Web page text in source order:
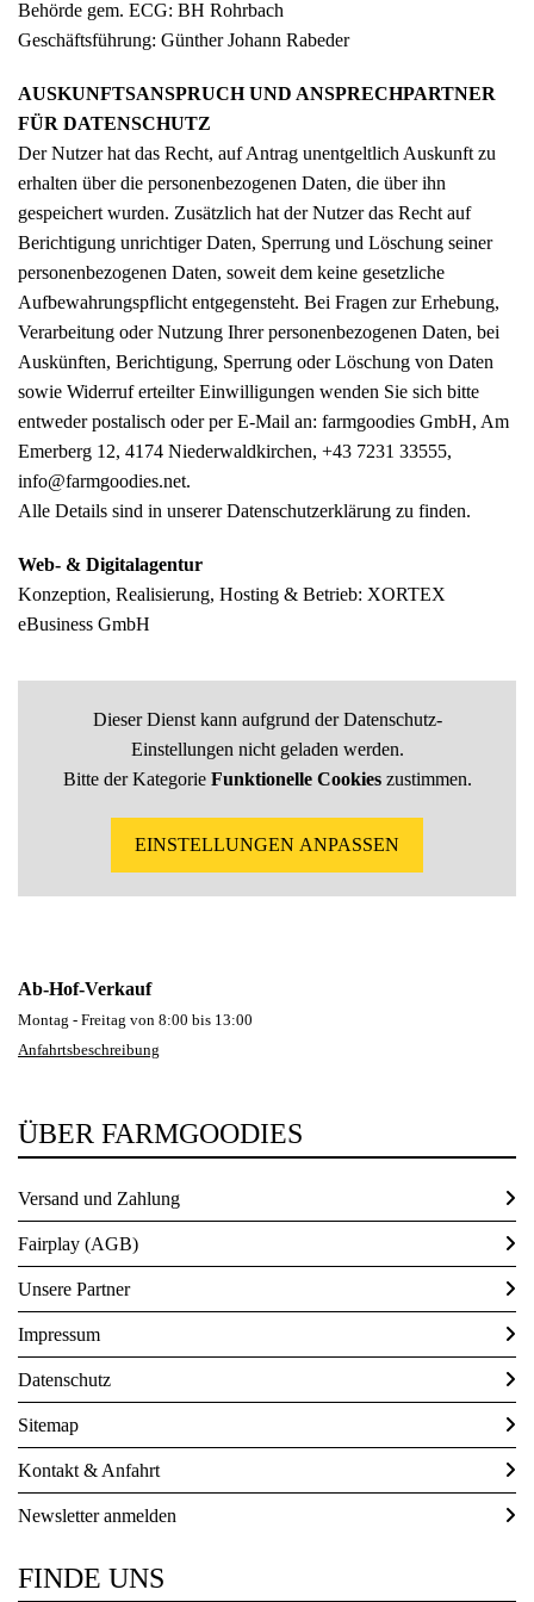
Fünfer Gooooodies
Behörde gem. ECG: BH Rohrbach
Geschäftsführung: Günther Johann Rabeder
AUSKUNFTSANSPRUCH UND ANSPRECHPARTNER
FÜR DATENSCHUTZ
Der Nutzer hat das Recht, auf Antrag unentgeltlich Auskunft zu
erhalten über die personenbezogenen Daten, die über ihn
gespeichert wurden. Zusätzlich hat der Nutzer das Recht auf
Berichtigung unrichtiger Daten, Sperrung und Löschung seiner
personenbezogenen Daten, soweit dem keine gesetzliche
Aufbewahrungspflicht entgegensteht. Bei Fragen zur Erhebung,
Verarbeitung oder Nutzung Ihrer personenbezogenen Daten, bei
Auskünften, Berichtigung, Sperrung oder Löschung von Daten
sowie Widerruf erteilter Einwilligungen wenden Sie sich bitte
entweder postalisch oder per E-Mail an: farmgoodies GmbH, Am
Emerberg 12, 4174 Niederwaldkirchen, +43 7231 33555,
info@farmgoodies.net.
Alle Details sind in unsererDatenschutzerklärung zu finden.
Web- & Digitalagentur
Konzeption, Realisierung, Hosting & Betrieb: XORTEX
eBusiness GmbH
Dieser Dienst kann aufgrund der Datenschutz-
Einstellungen nicht geladen werden.
Bitte der Kategorie Funktionelle Cookieszustimmen.
EINSTELLUNGEN ANPASSEN
Ab-Hof-Verkauf
Montag - Freitag von 8:00 bis 13:00
Anfahrtsbeschreibung
ÜBER FARMGOODIES
Versand und Zahlung
Fairplay (AGB)
Unsere Partner
Impressum
Datenschutz
Sitemap
Kontakt & Anfahrt
Newsletter anmelden
FINDE UNS